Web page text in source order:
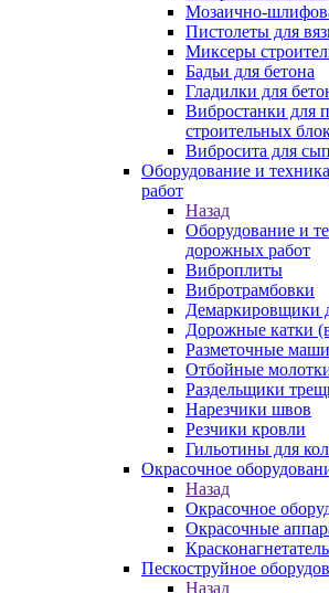
Мозаично-
Пистолеты для
Миксеры
Бадьи для бетона
Гладилки для
Вибростанки для
строительных
Вибросита для
Оборудование и
работ
Назад
Оборудование и
дорожных работ
Виброплиты
Вибротрамбовки
Демаркировщики
Дорожные катки
Разметочные
Отбойные
Раздельщики
Нарезчики швов
Резчики кровли
Гильотины для
Окрасочное
Назад
Окрасочное
Окрасочные
Пескоструйное
Назад